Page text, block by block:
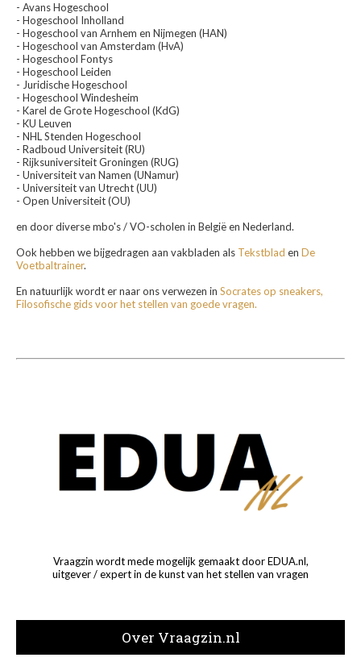
- Avans Hogeschool
- Hogeschool Inholland
- Hogeschool van Arnhem en Nijmegen (HAN)
- Hogeschool van Amsterdam (HvA)
- Hogeschool Fontys
- Hogeschool Leiden
- Juridische Hogeschool
- Hogeschool Windesheim
- Karel de Grote Hogeschool (KdG)
- KU Leuven
- NHL Stenden Hogeschool
- Radboud Universiteit (RU)
- Rijksuniversiteit Groningen (RUG)
- Universiteit van Namen (UNamur)
- Universiteit van Utrecht (UU)
- Open Universiteit (OU)
en door diverse mbo's / VO-scholen in België en Nederland.
Ook hebben we bijgedragen aan vakbladen als Tekstblad en De
Voetbaltrainer.
En natuurlijk wordt er naar ons verwezen in Socrates op sneakers,
Filosofische gids voor het stellen van goede vragen.
Vraagzin wordt mede mogelijk gemaakt door EDUA.nl,
uitgever / expert in de kunst van het stellen van vragen
Over Vraagzin.nl